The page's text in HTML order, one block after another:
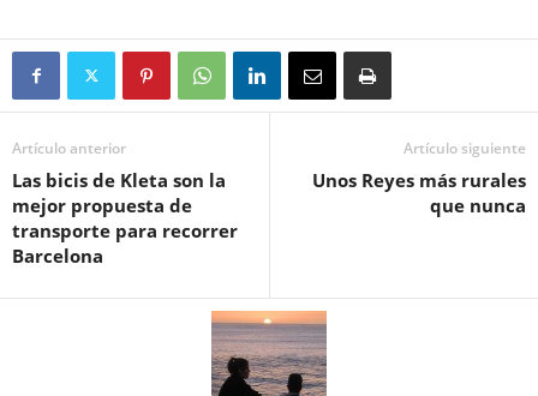
Artículo anterior
Las bicis de Kleta son la
mejor propuesta de
transporte para recorrer
Barcelona
Artículo siguiente
Unos Reyes más rurales
que nunca